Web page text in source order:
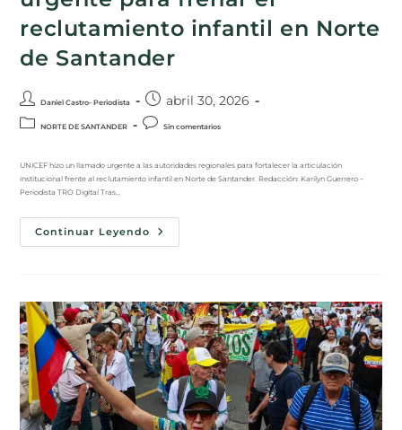
reclutamiento infantil en Norte
de Santander
Daniel Castro- Periodista abril 30, 2026
NORTE DE SANTANDER Sin comentarios
UNICEF hizo un llamado urgente a las autoridades regionales para fortalecer la articulación
institucional frente al reclutamiento infantil en Norte de Santander. Redacción: Karilyn Guerrero –
Periodista TRO Digital Tras…
Continuar Leyendo